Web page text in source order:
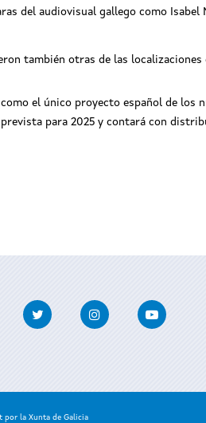
del audiovisual gallego como
también otras de las
el único proyecto español de los
para 2025 y contará con
Twitter InstagramYoutube
por la Xunta de Galicia